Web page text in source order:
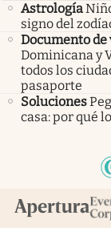
Astrología
signo del
Documento de
Dominicana y
todos los
pasaporte
Soluciones
casa: por qué